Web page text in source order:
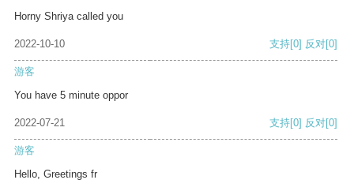
Horny Shriya called you
2022-10-10 支持[0] 反对[0]
游客
You have 5 minute oppor
2022-07-21 支持[0] 反对[0]
游客
Hello, Greetings fr